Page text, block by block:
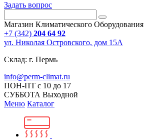
Задать вопрос
Магазин Климатического Оборудования
+7 (342) 204 64 92
ул. Николая Островского, дом 15А
Склад: г. Пермь
info@perm-climat.ru
ПОН-ПТ с 10 до 17
СУББОТА Выходной
Меню Каталог